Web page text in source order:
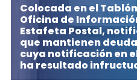
Colocada en el
Oficina de
Estafeta Postal,
que mantienen
cuya notificación en
ha resultado